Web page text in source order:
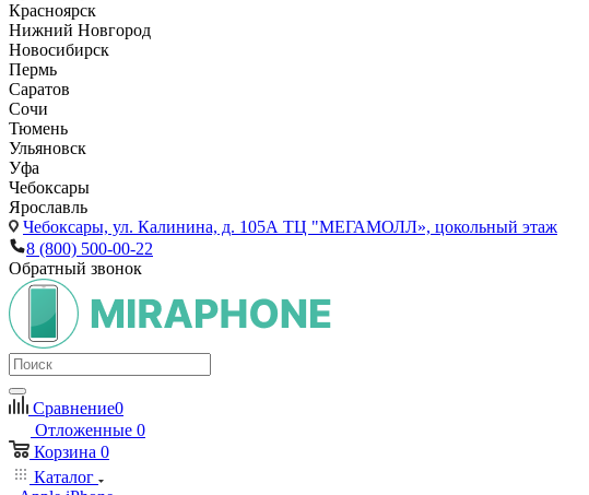
Красноярск
Нижний Новгород
Новосибирск
Пермь
Саратов
Сочи
Тюмень
Ульяновск
Уфа
Чебоксары
Ярославль
Чебоксары, ул. Калинина, д. 105А ТЦ "МЕГАМОЛЛ», цокольный этаж
8 (800) 500-00-22
Обратный звонок
Сравнение0
Отложенные 0
Корзина 0
Каталог